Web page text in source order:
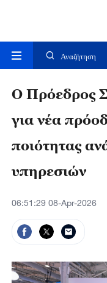
Αναζήτηση
Ο Πρόεδρος
για νέα
ποιότητας
υπηρεσιών
06:51:29 08-Apr-2026